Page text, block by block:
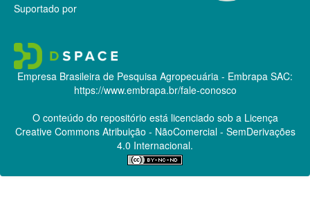
Suportado por
Empresa Brasileira de Pesquisa Agropecuária - Embrapa SAC:
https://www.embrapa.br/fale-conosco
O conteúdo do repositório está licenciado sob a Licença
Creative CommonsAtribuição - NãoComercial - SemDerivações
4.0 Internacional.